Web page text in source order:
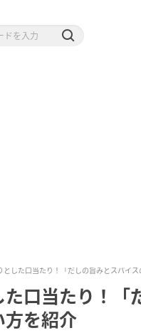
とした口当たり！「だしの旨みとスパイ
た口当たり！「
方を紹介